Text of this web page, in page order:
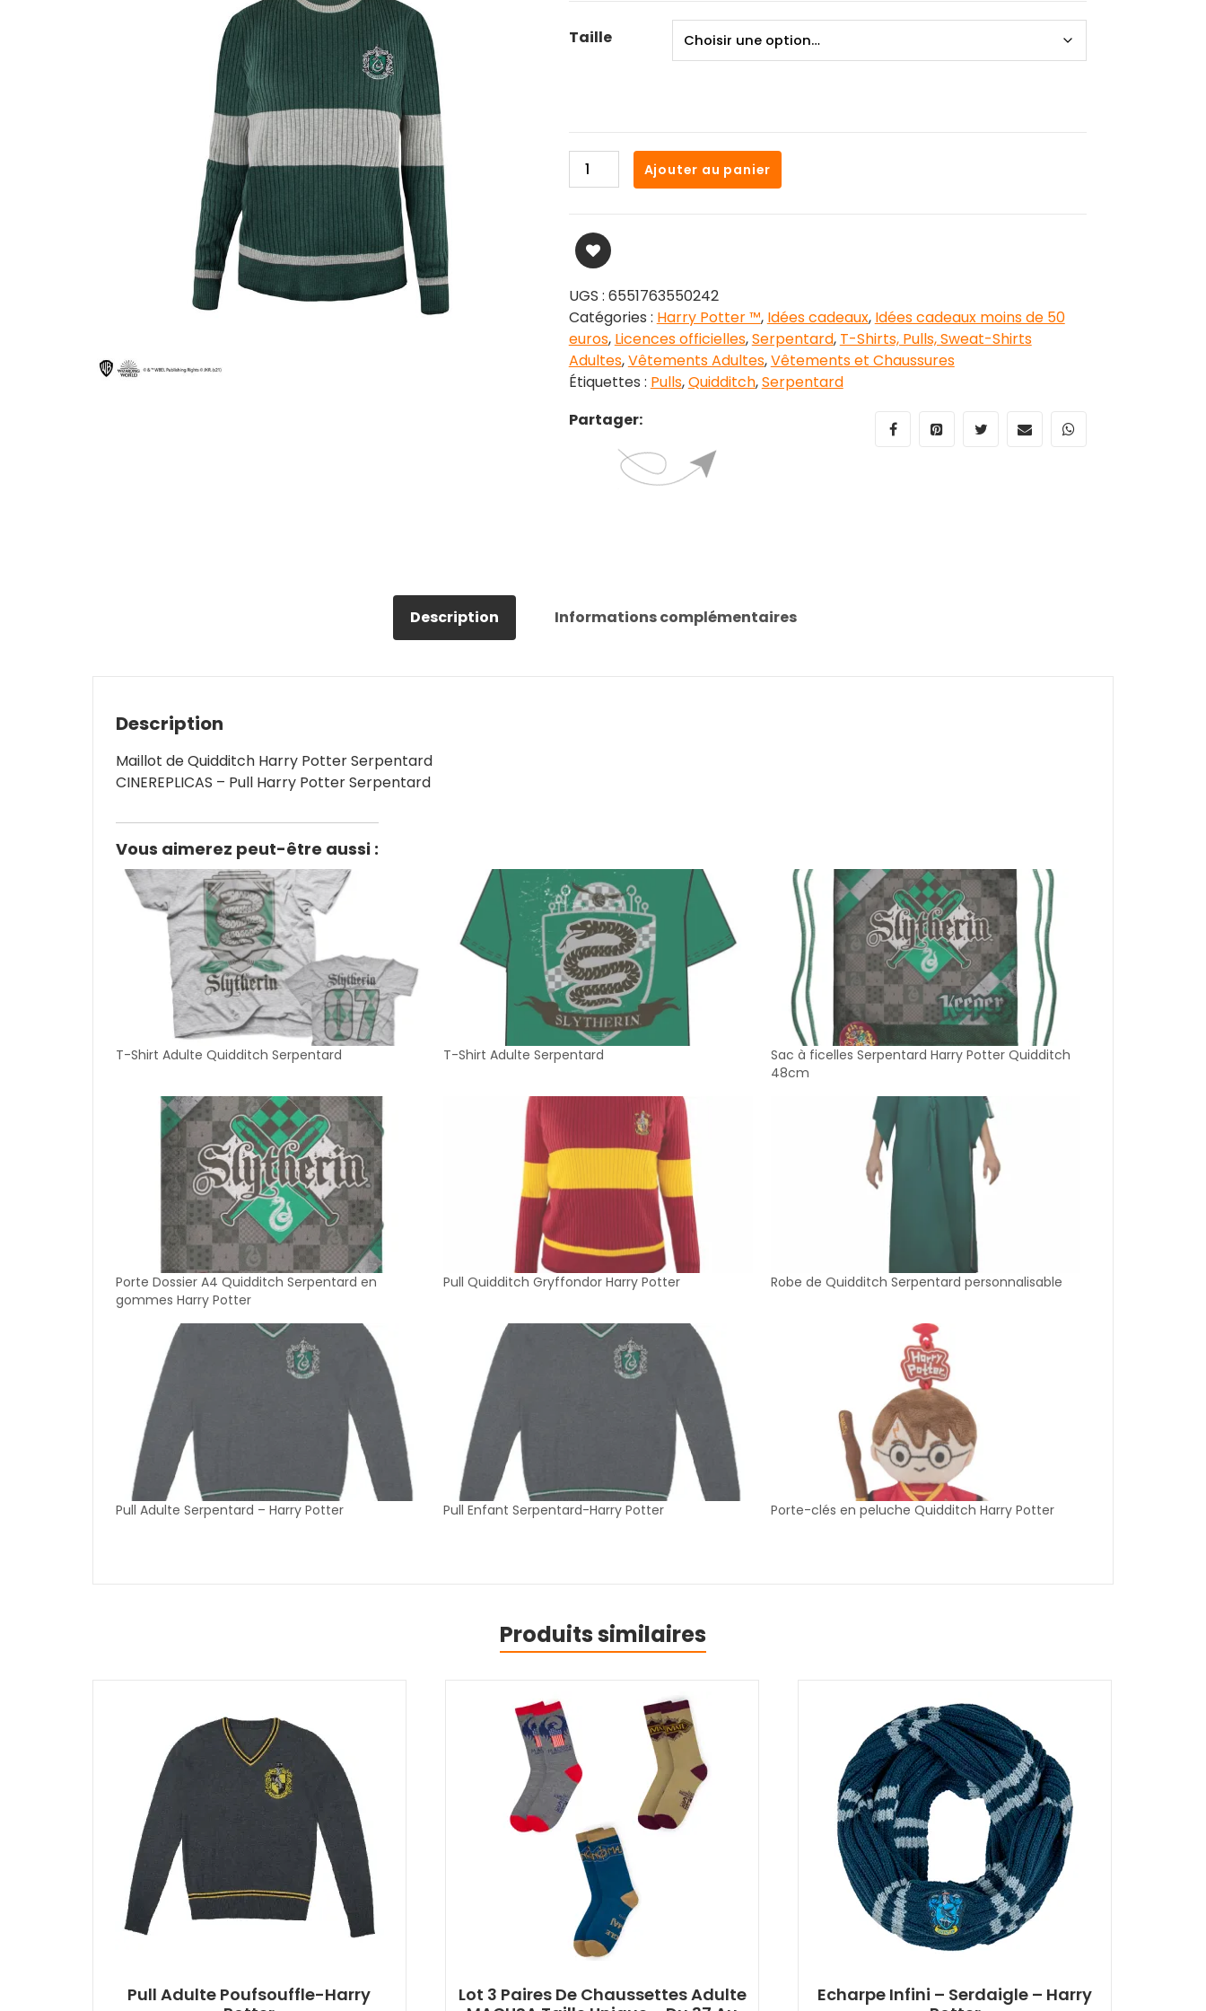
44,99 €.
est :
36,99 €.
Taille
quantité
de
Serpentard
Harry
Potter
Ajouter au panier
UGS : 6551763550242
Catégories : Harry Potter ™, Idées cadeaux, Idées cadeaux moins de 50
euros, Licences officielles,Serpentard, T-Shirts, Pulls, Sweat-Shirts
Adultes,Vêtements Adultes,Vêtements et Chaussures
Étiquettes : Pulls,Quidditch,Serpentard
Partager:
Description Informations complémentaires
Description
Maillot de Quidditch Harry Potter Serpentard
CINEREPLICAS – Pull Harry Potter Serpentard
Vous aimerez peut-être aussi :
T-Shirt Adulte Quidditch Serpentard T-Shirt Adulte Serpentard
Sac à ficelles Serpentard Harry Potter Quidditch
48cm
Porte Dossier A4 Quidditch Serpentard en
gommes Harry Potter
Pull Quidditch Gryffondor Harry Potter Robe de Quidditch Serpentard personnalisable
Pull Adulte Serpentard – Harry Potter Pull Enfant Serpentard-Harry Potter Porte-clés en peluche Quidditch Harry Potter
Produits similaires
Pull Adulte Poufsouffle-Harry
Lot 3 Paires De Chaussettes Adulte
Echarpe Infini – Serdaigle – Harry